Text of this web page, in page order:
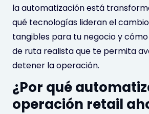
la automatización está
qué tecnologías lideran el
tangibles para tu negocio y
de ruta realista que te permita
detener la operación.
¿Por qué
operación retail